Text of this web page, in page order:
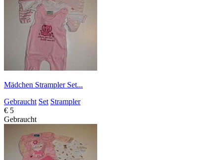
Mädchen Strampler Set...
Gebraucht Set Strampler
€ 5
Gebraucht